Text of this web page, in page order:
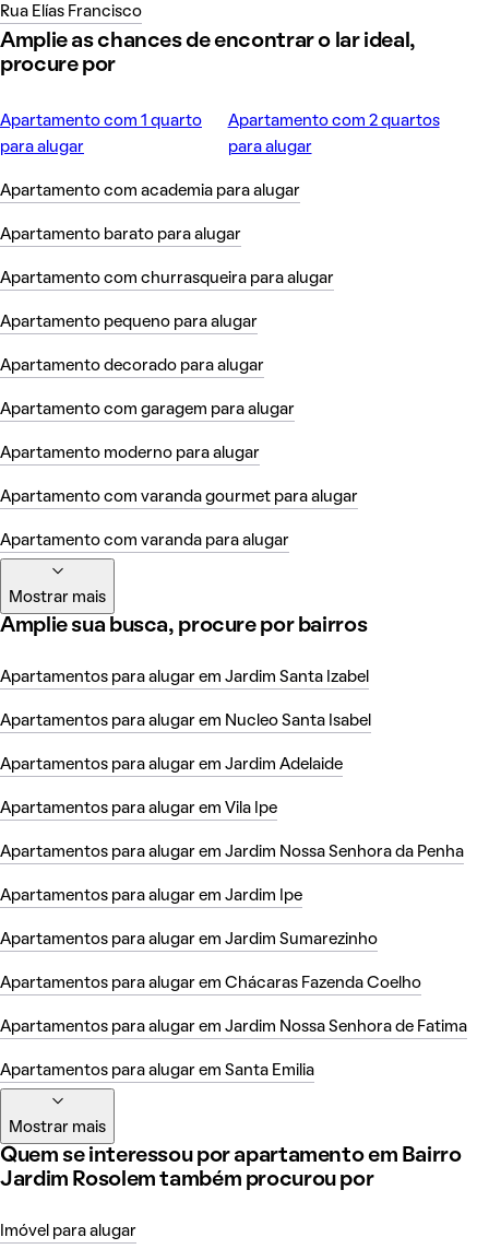
Rua Elías Francisco
Amplie as chances de encontrar o lar ideal,
procure por
Apartamento com 1 quarto
para alugar
Apartamento com 2 quartos
para alugar
Apartamento com academia para alugar
Apartamento barato para alugar
Apartamento com churrasqueira para alugar
Apartamento pequeno para alugar
Apartamento decorado para alugar
Apartamento com garagem para alugar
Apartamento moderno para alugar
Apartamento com varanda gourmet para alugar
Apartamento com varanda para alugar
Mostrar mais
Amplie sua busca, procure por bairros
Apartamentos para alugar em Jardim Santa Izabel
Apartamentos para alugar em Nucleo Santa Isabel
Apartamentos para alugar em Jardim Adelaide
Apartamentos para alugar em Vila Ipe
Apartamentos para alugar em Jardim Nossa Senhora da Penha
Apartamentos para alugar em Jardim Ipe
Apartamentos para alugar em Jardim Sumarezinho
Apartamentos para alugar em Chácaras Fazenda Coelho
Apartamentos para alugar em Jardim Nossa Senhora de Fatima
Apartamentos para alugar em Santa Emilia
Mostrar mais
Quem se interessou por apartamento em Bairro
Jardim Rosolem também procurou por
Imóvel para alugar